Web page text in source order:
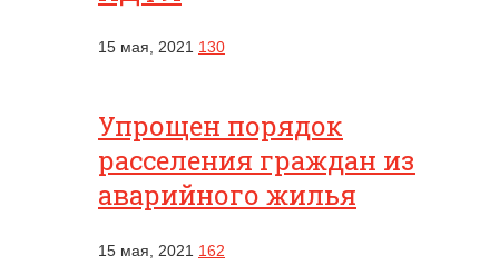
15 мая, 2021 130
Упрощен порядок
расселения граждан из
аварийного жилья
15 мая, 2021 162